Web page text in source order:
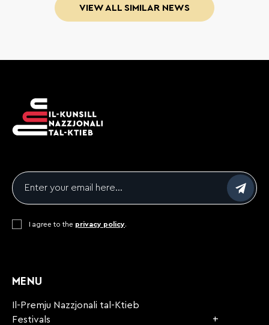
VIEW ALL SIMILAR NEWS
MENU
Il-Premju Nazzjonali tal-Ktieb
Festivals
Email
Consent*
I agree to the privacy policy.